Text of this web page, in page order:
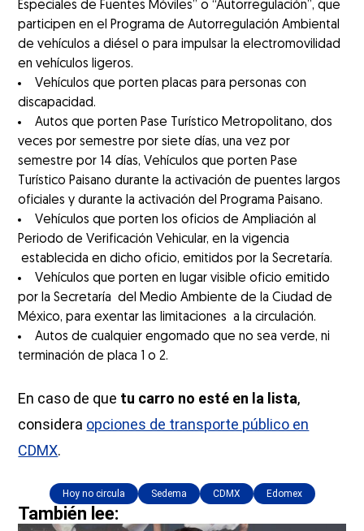
Especiales de Fuentes Móviles” o “Autorregulación”, que
participen en el Programa de Autorregulación Ambiental
de vehículos a diésel o para impulsar la electromovilidad
en vehículos ligeros.
Vehículos que porten placas para personas con
discapacidad.
Autos que porten Pase Turístico Metropolitano, dos
veces por semestre por siete días, una vez por
semestre por 14 días, Vehículos que porten Pase
Turístico Paisano durante la activación de puentes largos
oficiales y durante la activación del Programa Paisano.
Vehículos que porten los oficios de Ampliación al
Periodo de Verificación Vehicular, en la vigencia
establecida en dicho oficio, emitidos por la Secretaría.
Vehículos que porten en lugar visible oficio emitido
por la Secretaría del Medio Ambiente de la Ciudad de
México, para exentar las limitaciones a la circulación.
Autos de cualquier engomado que no sea verde, ni
terminación de placa 1 o 2.
En caso de que tu carro no esté en la lista,
considera opciones de transporte público en
CDMX.
Hoy no circula Sedema CDMX Edomex
También lee: